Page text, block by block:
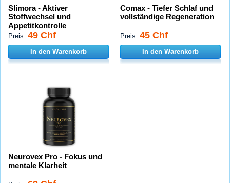
Slimora - Aktiver
Stoffwechsel und
Appetitkontrolle
Preis: 49 Chf
In den Warenkorb
Comax - Tiefer Schlaf und
vollständige Regeneration
Preis: 45 Chf
In den Warenkorb
Neurovex Pro - Fokus und
mentale Klarheit